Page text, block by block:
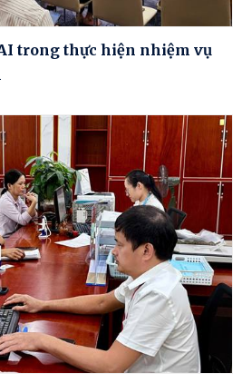
trong thực hiện nhiệm vụ